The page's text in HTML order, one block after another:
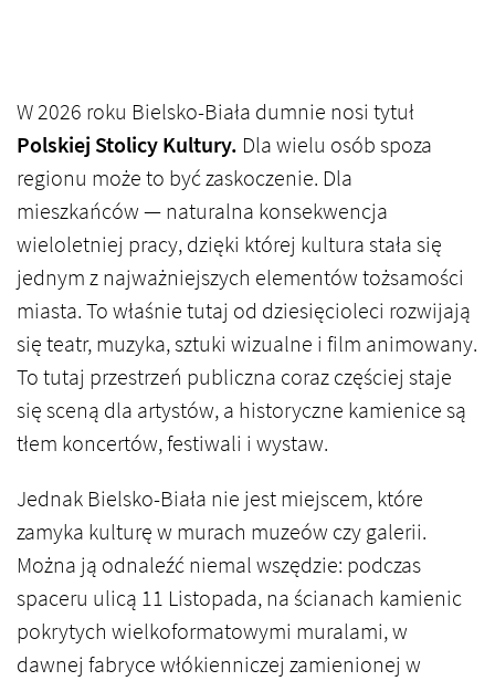
W 2026 roku Bielsko-Biała dumnie nosi tytuł
Polskiej Stolicy Kultury. Dla wielu osób spoza
regionu może to być zaskoczenie. Dla
mieszkańców — naturalna konsekwencja
wieloletniej pracy, dzięki której kultura stała się
jednym z najważniejszych elementów tożsamości
miasta. To właśnie tutaj od dziesięcioleci rozwijają
się teatr, muzyka, sztuki wizualne i film animowany.
To tutaj przestrzeń publiczna coraz częściej staje
się sceną dla artystów, a historyczne kamienice są
tłem koncertów, festiwali i wystaw.
Jednak Bielsko-Biała nie jest miejscem, które
zamyka kulturę w murach muzeów czy galerii.
Można ją odnaleźć niemal wszędzie: podczas
spaceru ulicą 11 Listopada, na ścianach kamienic
pokrytych wielkoformatowymi muralami, w
dawnej fabryce włókienniczej zamienionej w